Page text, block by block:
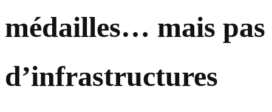
médailles… mais pas
d’infrastructures